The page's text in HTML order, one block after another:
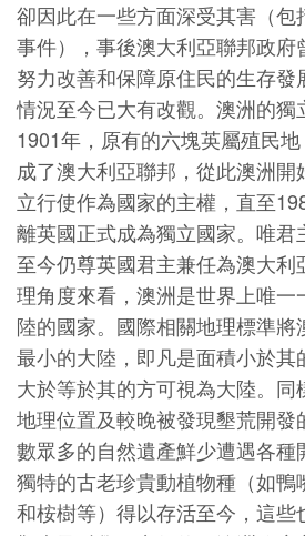
卻因此在一些方面深受其害（
事件），事後澳大利亞聯邦政
努力改善和保障原住民的生存發
情況至今已大有改觀。澳洲的獨
1901年，原有的六塊英屬殖民
成了澳大利亞聯邦，從此澳洲
立行使作為國家的主權，直至
離英國正式成為獨立國家。唯君
至今仍尊英國君主兼任為澳大利
理角度來看，澳洲是世界上唯一
陸的國家。國際相關地理標準
最小的大陸，即凡是面積小於其
大於等於其的方可視為大陸。
地理位置及較晚被發現墾荒開發
數眾多的自然遺產鮮少遭遇各
獨特的古老珍貴動植物種（如鴨
和桉樹等）得以存活至今，這些